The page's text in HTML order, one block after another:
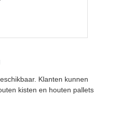
Klanten kunnen
kisten en houten pallets